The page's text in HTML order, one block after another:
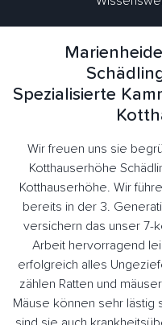
Spezialisierte
Wir freuen uns sie
Kotthauserhöhe
Kotthauserhöhe. Wir
bereits in der 3.
versichern das unser 7-
Arbeit hervorragend
erfolgreich alles
zählen Ratten und
Mäuse können sehr lästig